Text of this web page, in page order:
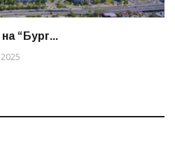
“Бург...